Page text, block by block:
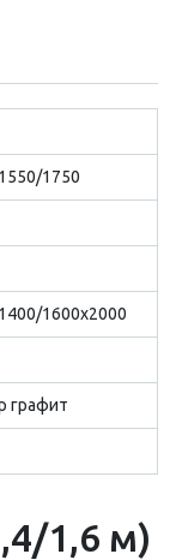
1750
1600х2000
графит
1,6 м)